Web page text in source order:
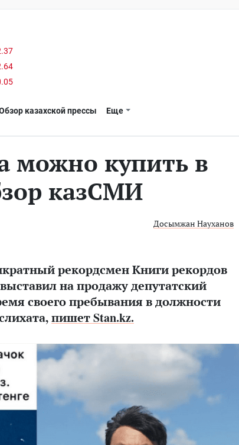
казахской прессы Еще
можно купить в
казСМИ
Досымжан Науханов
рекордсмен Книги рекордов
на продажу депутатский
своего пребывания в должности
пишет Stan.kz.